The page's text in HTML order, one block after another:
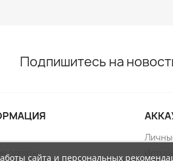
Подпишитесь на
оплатысайта и персональных